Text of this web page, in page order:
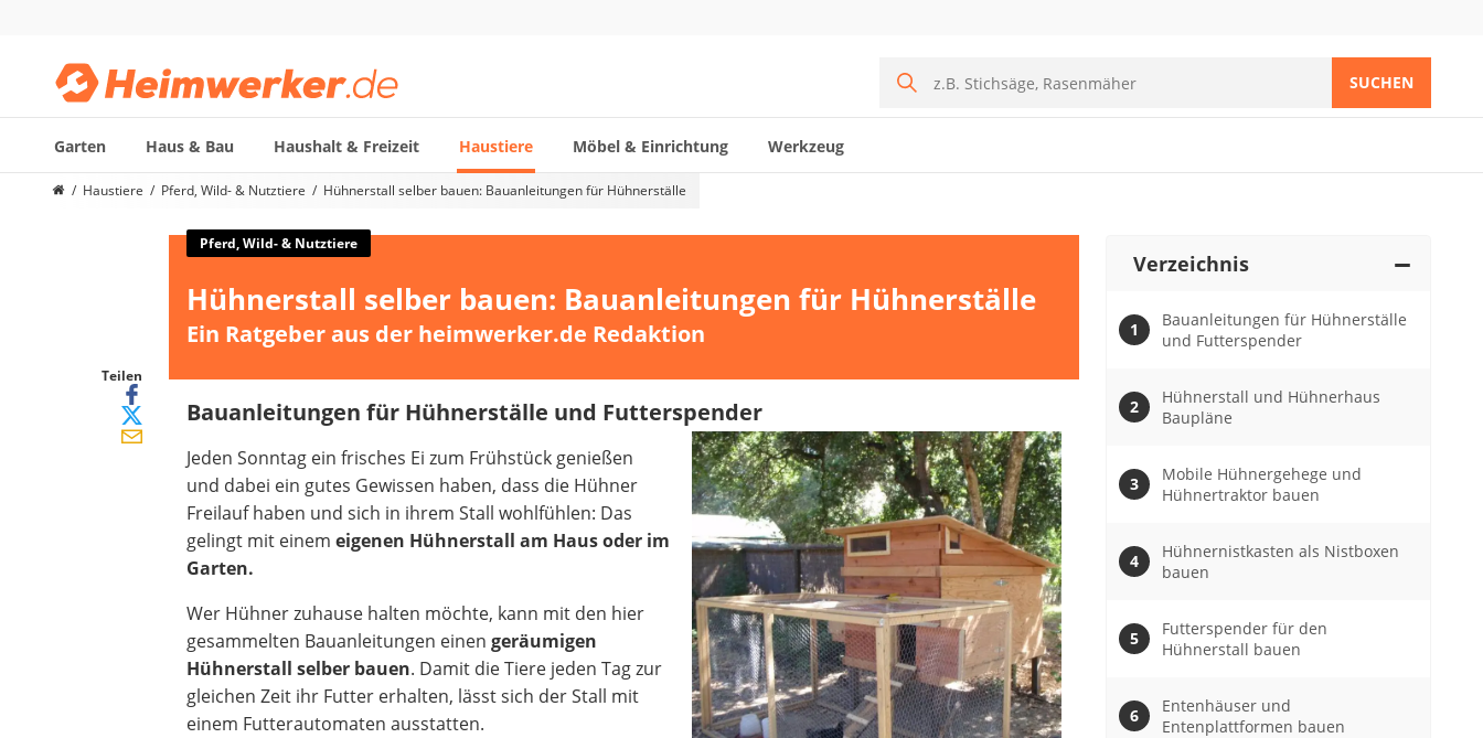
SUCHEN
Garten Haus & Bau Haushalt & Freizeit Haustiere Möbel & Einrichtung Werkzeug
Die beliebtesten Vergleiche nach Kategorie
Hunderucksack
Haustiere Pferd, Wild- & Nutztiere Hühnerstall selber bauen: Bauanleitungen für Hühnerställe
Teilen
Pferd, Wild- & Nutztiere
Hühnerstall selber bauen: Bauanleitungen für Hühnerställe
Ein Ratgeber aus der heimwerker.de Redaktion
Bauanleitungen für Hühnerställe und Futterspender
Jeden Sonntag ein frisches Ei zum Frühstück genießen
und dabei ein gutes Gewissen haben, dass die Hühner
Freilauf haben und sich in ihrem Stall wohlfühlen: Das
gelingt mit einemeigenen Hühnerstall am Haus oder im
Garten.
Wer Hühner zuhause halten möchte, kann mit den hier
gesammelten Bauanleitungen einengeräumigen
Hühnerstall selber bauen. Damit die Tiere jeden Tag zur
gleichen Zeit ihr Futter erhalten, lässt sich der Stall mit
einem Futterautomaten ausstatten.
Verzeichnis
Bauanleitungen für Hühnerställe
und Futterspender
Hühnerstall und Hühnerhaus
Baupläne
Mobile Hühnergehege und
Hühnertraktor bauen
Hühnernistkasten als Nistboxen
bauen
Futterspender für den
Hühnerstall bauen
Entenhäuser und
Entenplattformen bauen